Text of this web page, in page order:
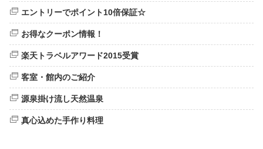
エントリーでポイント10倍保証☆
お得なクーポン情報！
楽天トラベルアワード2015受賞
客室・館内のご紹介
源泉掛け流し天然温泉
真心込めた手作り料理